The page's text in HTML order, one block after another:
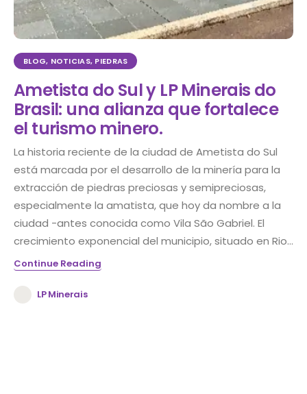
BLOG, NOTICIAS, PIEDRAS
Ametista do Sul y LP Minerais do
Brasil: una alianza que fortalece
el turismo minero.
La historia reciente de la ciudad de Ametista do Sul
está marcada por el desarrollo de la minería para la
extracción de piedras preciosas y semipreciosas,
especialmente la amatista, que hoy da nombre a la
ciudad -antes conocida como Vila São Gabriel. El
crecimiento exponencial del municipio, situado en Rio...
Continue Reading
LP Minerais